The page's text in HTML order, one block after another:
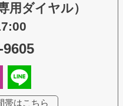
用ダイヤル）
9605
帯はこちら